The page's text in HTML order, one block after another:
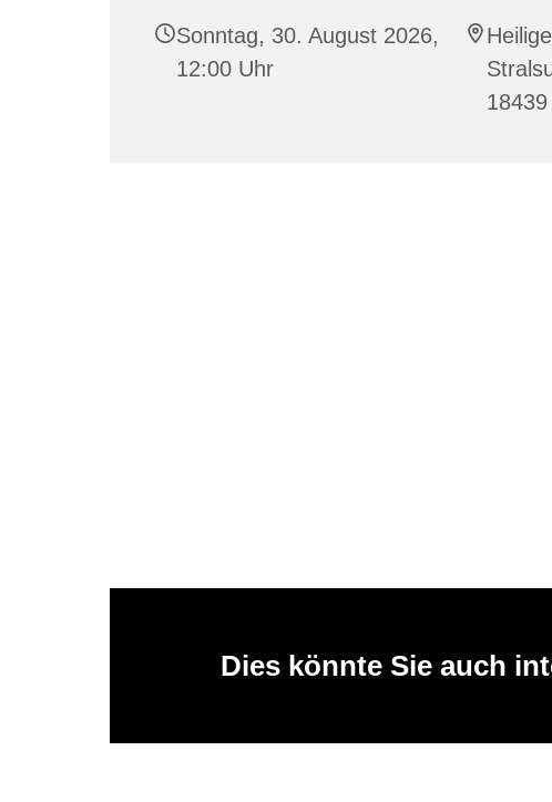
Sonntag, 30. August 2026,
12:00 Uhr
Dies könnte Sie auch